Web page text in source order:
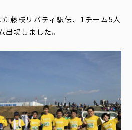
藤枝リバティ駅伝、1チーム5人
出場しました。